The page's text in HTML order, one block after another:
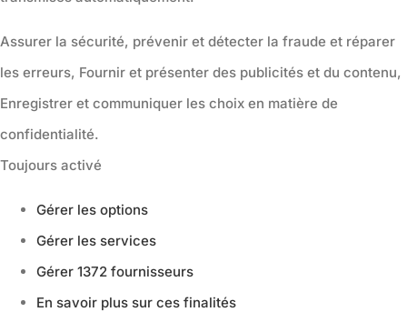
Assurer la sécurité, prévenir et détecter la fraude et réparer
les erreurs, Fournir et présenter des publicités et du contenu,
Enregistrer et communiquer les choix en matière de
confidentialité.
Toujours activé
Gérer les options
Gérer les services
Gérer 1372 fournisseurs
En savoir plus sur ces finalités